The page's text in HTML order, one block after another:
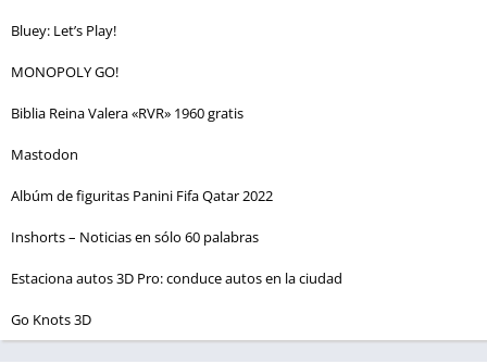
Bluey: Let’s Play!
MONOPOLY GO!
Biblia Reina Valera «RVR» 1960 gratis
Mastodon
Albúm de figuritas Panini Fifa Qatar 2022
Inshorts – Noticias en sólo 60 palabras
Estaciona autos 3D Pro: conduce autos en la ciudad
Go Knots 3D